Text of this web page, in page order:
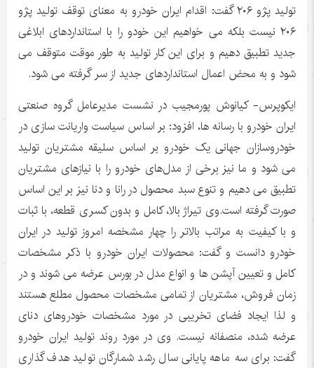
تولید پژو ۲۰۶ گفت: اقدام ایران خودرو به معنای توقف تولید پژو
۲۰۶ نیست بلکه می خواهیم این خودو را با استانداردهای ابلاغی
جدید تطبیق دهیم و برای این کار تولید به طور موقت متوقف می
شود و به محض اعمال استانداردهای جدید از سر گرفته می شود.
ایکوپرس- کیانوش پورمجیب در نشست مدیرعامل گروه صنعتی
ایران خودرو با رسانه ها، افزود: بر اساس سیاست واریانت سازی در
خودروسازان جهانی یک خودرو بر اساس سلیقه مشتریان تولید
می شود و ما نیز برخی از مدل‌های خودرو را با نیازهای مشتریان
تطبیق می دهیم و تنوع سبد محصول در رانا و دنا نیز بر این اساس
صورت گرفته است.وی تیراژ بالا، کامل و بدون کسری قطعه، با ثبات
و با کیفیت به مراتب بالاتر را چهار مشخصه امروز تولید در ایران
خودرو دانست و گفت: محصولات ایران خودرو با ذکر مشخصات
کامل و تعیین آپشن ها و انواع مدل در بورس عرضه می شوند و در
زمان فروش، مشتریان از تمامی مشخصات محصول مطلع هستند
و لذا ایجاد فضای تخریبی در مورد مشخصات خودروهای دنای
عرضه شده، منصفانه نیست. وی در مورد روند تولید ایران خودرو
گفت: برای سه ماهه پایانی سال رشد شمارگان تولید هدف گذاری